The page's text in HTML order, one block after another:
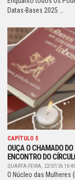
Datas-Bases 2025 ...
CAPÍTULO 5
OUÇA O CHAMADO
ENCONTRO DO
QUARTA-FEIRA, 22/07/26 10:45
O Núcleo das Mulheres